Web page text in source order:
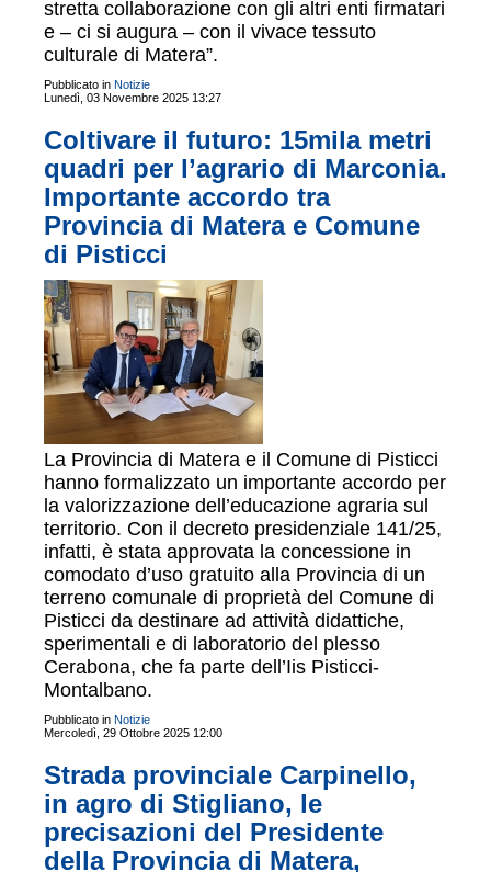
stretta collaborazione con gli altri enti firmatari
e – ci si augura – con il vivace tessuto
culturale di Matera”.
Pubblicato in Notizie
Lunedì, 03 Novembre 2025 13:27
Coltivare il futuro: 15mila metri
quadri per l’agrario di Marconia.
Importante accordo tra
Provincia di Matera e Comune
di Pisticci
La Provincia di Matera e il Comune di Pisticci
hanno formalizzato un importante accordo per
la valorizzazione dell’educazione agraria sul
territorio. Con il decreto presidenziale 141/25,
infatti, è stata approvata la concessione in
comodato d’uso gratuito alla Provincia di un
terreno comunale di proprietà del Comune di
Pisticci da destinare ad attività didattiche,
sperimentali e di laboratorio del plesso
Cerabona, che fa parte dell’Iis Pisticci-
Montalbano.
Pubblicato in Notizie
Mercoledì, 29 Ottobre 2025 12:00
Strada provinciale Carpinello,
in agro di Stigliano, le
precisazioni del Presidente
della Provincia di Matera,